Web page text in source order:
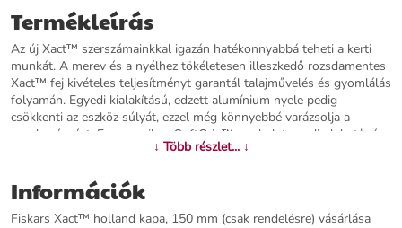
Termékleírás
Az új Xact™ szerszámainkkal igazán hatékonnyabbá teheti a kerti
munkát. A merev és a nyélhez tökéletesen illeszkedő rozsdamentes
Xact™ fej kivételes teljesítményt garantál talajművelés és gyomlálás
folyamán. Egyedi kialakítású, edzett alumínium nyele pedig
csökkenti az eszköz súlyát, ezzel még könnyebbé varázsolja a
munkavégzést. Ergonomikus SoftGrip™ markolata pedig lehetővé
tesz több munkapozíció felvételét. Gyors és hatékony mozdulattal
acél feje precíz munkavégzést garantálEdzett alumínium
nyéllelKényelmes Softgrip™ markolatnak hála több munkapozíciót
lehet felvenni veleAkasztólyukkal a praktikus és helytakarékos
↓ Több részlet... ↓
Információk
Fiskars Xact™ holland kapa, 150 mm (csak rendelésre) vásárlása